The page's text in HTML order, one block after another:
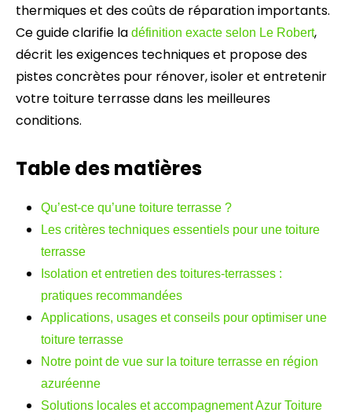
thermiques et des coûts de réparation importants.
Ce guide clarifie la définition exacte selon Le Robert,
décrit les exigences techniques et propose des
pistes concrètes pour rénover, isoler et entretenir
votre toiture terrasse dans les meilleures
conditions.
Table des matières
Qu’est-ce qu’une toiture terrasse ?
Les critères techniques essentiels pour une toiture
terrasse
Isolation et entretien des toitures-terrasses :
pratiques recommandées
Applications, usages et conseils pour optimiser une
toiture terrasse
Notre point de vue sur la toiture terrasse en région
azuréenne
Solutions locales et accompagnement Azur Toiture